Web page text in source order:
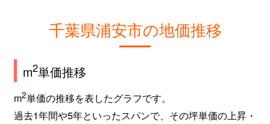
千葉県浦安市の地価推移
m2単価推移
m2単価の推移を表したグラフです。
過去1年間や5年といったスパンで、その坪単価の上昇・